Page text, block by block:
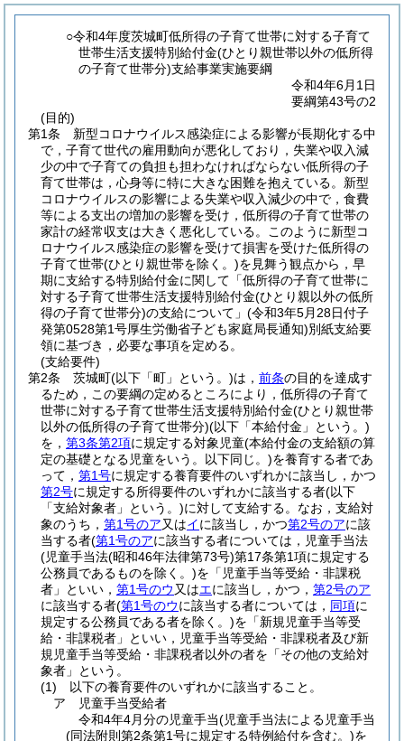
○令和4年度茨城町低所得の子育て世帯に対する子育て
世帯生活支援特別給付金(ひとり親世帯以外の低所得
の子育て世帯分)支給事業実施要綱
令和4年6月1日
要綱第43号の2
(目的)
第1条
新型コロナウイルス感染症による影響が長期化する中
で，子育て世代の雇用動向が悪化しており，失業や収入減
少の中で子育ての負担も担わなければならない低所得の子
育て世帯は，心身等に特に大きな困難を抱えている。 新型
コロナウイルスの影響による失業や収入減少の中で，食費
等による支出の増加の影響を受け，低所得の子育て世帯の
家計の経常収支は大きく悪化している。
このように新型コ
ロナウイルス感染症の影響を受けて損害を受けた低所得の
子育て世帯(ひとり親世帯を除く。)を見舞う観点から，早
期に支給する特別給付金に関して「低所得の子育て世帯に
対する子育て世帯生活支援特別給付金(ひとり親以外の低所
得の子育て世帯分)の支給について」 (令和3年5月28日付子
発第0528第1号厚生労働省子ども家庭局長通知)別紙支給要
領に基づき，必要な事項を定める。
(支給要件)
第2条
茨城町(以下「町」という。)は， 前条の目的を達成す
るため，この要綱の定めるところにより，低所得の子育て
世帯に対する子育て世帯生活支援特別給付金(ひとり親世帯
以外の低所得の子育て世帯分)(以下「本給付金」という。)
を， 第3条第2項に規定する対象児童(本給付金の支給額の算
定の基礎となる児童をいう。以下同じ。)を養育する者であ
って， 第1号に規定する養育要件のいずれかに該当し，かつ
第2号に規定する所得要件のいずれかに該当する者(以下
「支給対象者」という。)に対して支給する。 なお，支給対
象のうち， 第1号のア又はイに該当し，かつ第2号のアに該
当する者(第1号のアに該当する者については，児童手当法
(児童手当法(昭和46年法律第73号)第17条第1項に規定する
公務員であるものを除く。)を「児童手当等受給・非課税
者」といい， 第1号のウ 又はエに該当し，かつ， 第2号のア
に該当する者(第1号のウに該当する者については， 同項に
規定する公務員である者を除く。)を「新規児童手当等受
給・非課税者」といい，児童手当等受給・非課税者及び新
規児童手当等受給・非課税者以外の者を「その他の支給対
象者」という。
(1)
以下の養育要件のいずれかに該当すること。
ア
児童手当受給者
令和4年4月分の児童手当(児童手当法による児童手当
(同法附則第2条第1号に規定する特例給付を含む。)を